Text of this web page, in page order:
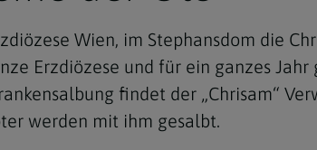
Wien, im Stephansdom die
Erzdiözese und für ein ganzes Jahr
findet der „Chrisam“
werden mit ihm gesalbt.